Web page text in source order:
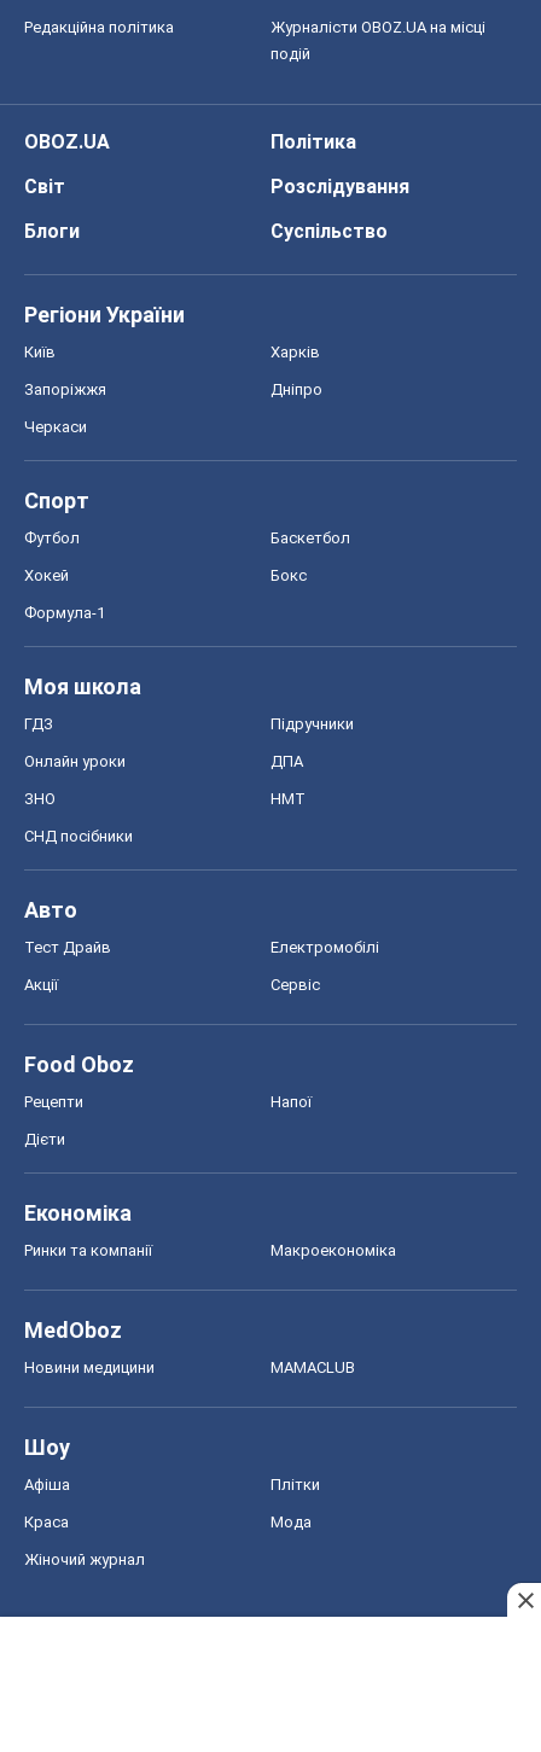
Редакційна політика
Журналісти OBOZ.UA на місці
подій
OBOZ.UA
Політика
Світ
Розслідування
Блоги
Суспільство
Регіони України
Київ Харків
Запоріжжя Дніпро
Черкаси
Спорт
Футбол Баскетбол
Хокей Бокс
Формула-1
Моя школа
ГДЗ Підручники
Онлайн уроки ДПА
ЗНО НМТ
СНД посібники
Авто
Тест Драйв Електромобілі
Акції Сервіс
Food Oboz
Рецепти Напої
Дієти
Економіка
Ринки та компанії Макроекономіка
MedOboz
Новини медицини MAMACLUB
Шоу
Афіша Плітки
Краса Мода
Жіночий журнал